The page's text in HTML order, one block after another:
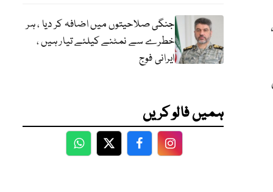
جنگی صلاحیتوں میں اضافہ کر دیا ، ہر
خطرے سے نمٹنے کیلئے تیار ہیں ،
ایرانی فوج
ہمیں فالو کریں
WhatsApp
TwitterFacebookFacebook